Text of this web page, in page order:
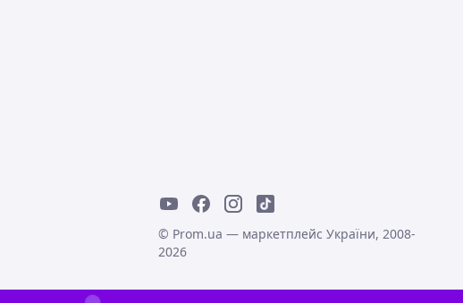
© Prom.ua — маркетплейс України, 2008-
2026